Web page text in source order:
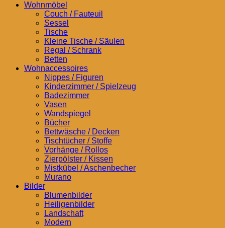
Wohnmöbel
Couch / Fauteuil
Sessel
Tische
Kleine Tische / Säulen
Regal / Schrank
Betten
Wohnaccessoires
Nippes / Figuren
Kinderzimmer / Spielzeug
Badezimmer
Vasen
Wandspiegel
Bücher
Bettwäsche / Decken
Tischtücher / Stoffe
Vorhänge / Rollos
Zierpölster / Kissen
Mistkübel / Aschenbecher
Murano
Bilder
Blumenbilder
Heiligenbilder
Landschaft
Modern